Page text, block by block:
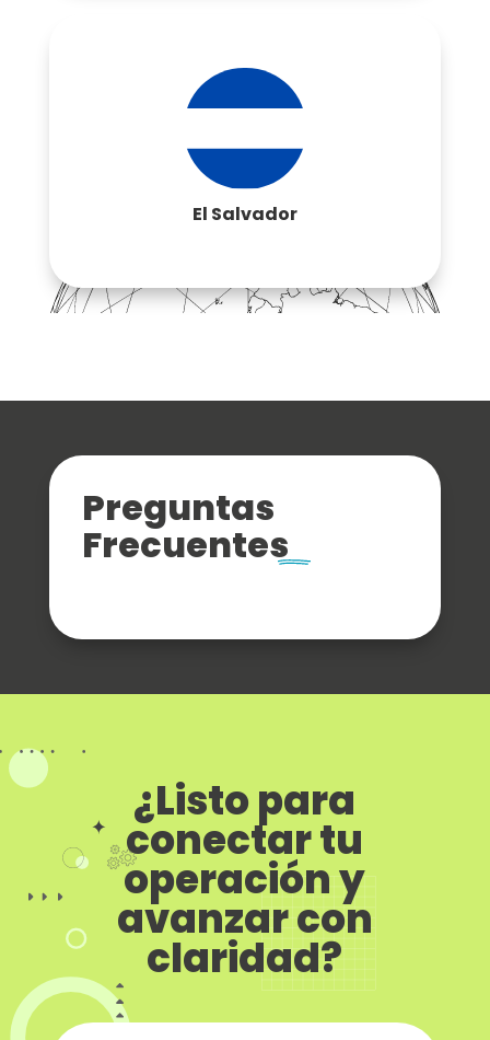
El Salvador
Contactar
Preguntas
Frecuentes
¿Listo para
conectar tu
operación y
avanzar con
claridad?